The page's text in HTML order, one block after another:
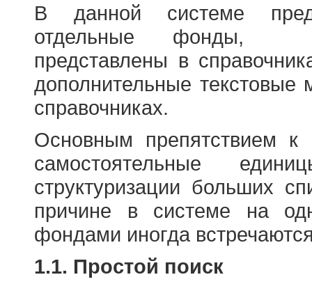
В данной системе
отдельные фонды,
представлены в
дополнительные
справочниках.
Основным препятствием
самостоятельные
структуризации больших
причине в системе на
фондами иногда
1.1. Простой поиск